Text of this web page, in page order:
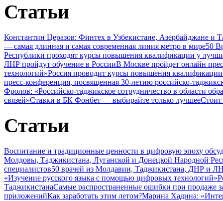
Статьи
Константин Церазов: Финтех в Узбекистане, Азербайджане
— самая длинная и самая современная линия метро в мире50
Республики проходят курсы повышения квалификации у
ЛНР пройдут обучение в РоссииВ Москве пройдет онлайн
технологий»Россия проводит курсы повышения квалификации
пресс-конференция, посвященная 30-летию российско-
Фролов: «Российско-таджикское сотрудничество в области
связей»Ставки в БК Фонбет — выбирайте только лучшееСтоит
Статьи
Воспитание и традиционные ценности в цифровую эпоху
Молдовы, Таджикистана, Луганской и Донецкой Народной
специалистов50 врачей из Молдавии, Таджикистана, ДНР и
«Изучение русского языка с помощью цифровых технологий»
ТаджикистанаСамые распространенные ошибки при продаже
приложенийКак заработать этим летом?Марина Хадина: